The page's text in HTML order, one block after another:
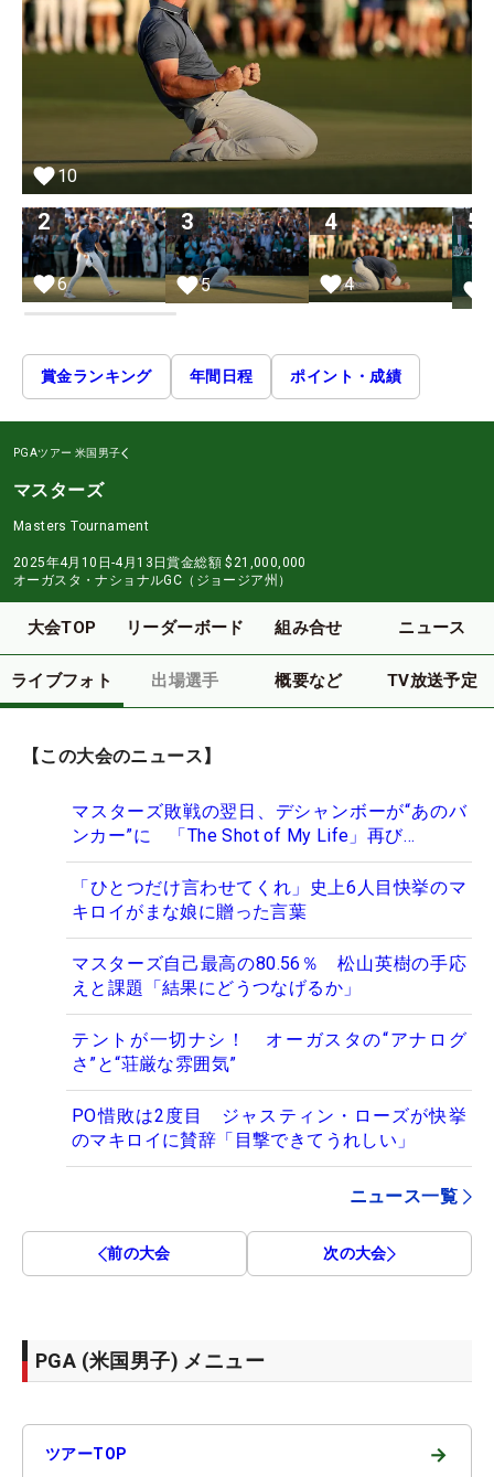
10
2
6
3
5
4
4
5
賞金ランキング 年間日程 ポイント・成績
PGAツアー 米国男子
マスターズ
Masters Tournament
2025年4月10日-4月13日賞金総額 $21,000,000
オーガスタ・ナショナルGC（ジョージア州）
大会TOP リーダーボード 組み合せ ニュース
ライブフォト 出場選手 概要など TV放送予定
【この大会のニュース】
マスターズ敗戦の翌日、デシャンボーが“あのバ
ンカー”に 「The Shot of My Life」再び…
「ひとつだけ言わせてくれ」史上6人目快挙のマ
キロイがまな娘に贈った言葉
マスターズ自己最高の80.56％ 松山英樹の手応
えと課題「結果にどうつなげるか」
テントが一切ナシ！ オーガスタの“アナログ
さ”と“荘厳な雰囲気”
PO惜敗は2度目 ジャスティン・ローズが快挙
のマキロイに賛辞「目撃できてうれしい」
ニュース一覧
前の大会 次の大会
PGA (米国男子) メニュー
ツアーTOP →